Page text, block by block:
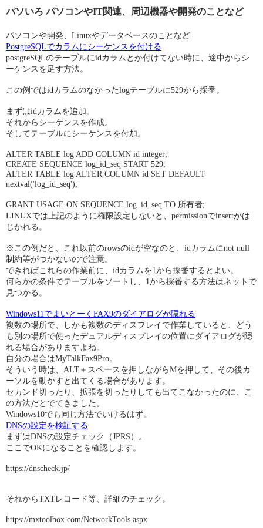
パソいろ パソコンやIT関連、周辺機器や開発のことなど
パソコンや開発、Linuxやデータベースのことなど
PostgreSQLでカラムにシーケンスを付ける
postgreSQLのテーブルにidカラムとか付けてない時に、途中からシ
ーケンスを足す方法。
この例ではidカラムのなかったlogテーブルに529から採番。
まずはidカラムを追加。
それからシーケンスを作成。
そしてテーブルにシーケンスを付加。
ALTER TABLE log ADD COLUMN id integer;
CREATE SEQUENCE log_id_seq START 529;
ALTER TABLE log ALTER COLUMN id SET DEFAULT
nextval('log_id_seq');
GRANT USAGE ON SEQUENCE log_id_seq TO 所有者;
LINUXでは上記のように権限設定しないと、permissionでinsertがは
じかれる。
※この例だと、これ以前のrowsのidが空なのと、idカラムにnot null
制約等がつかないので注意。
できればこれらの作業前に、idカラムを1から採番するとよい。
何らかの条件でテーブルをソートし、1から採番する方法はネットで
見つかる。
Windows11でまいとーくFAX9のダイアログが隠れる
複数の場所で、しかも複数のディスプレイで作業していると、どう
も別の場所で使ったデュアルディスプレイの位置にダイアログが隠
れる場合がありますよね。
自分の場合はMyTalkFax9Pro。
そういう時は、ALT＋スペースを押しながらMを押して、その後カ
ーソルを動かすと出てくる場合があります。
セカンド切ったり、拡張を切ったりしても出てこなかったのに、こ
の方法だとでてきました。
Windows10でも同じ方法でいけるはず。
DNSの設定を検証する
まずはDNSの設定チェック（JPRS）。
ここでOKになることを確認します。
https://dnscheck.jp/
それからTXTレコード等、詳細のチェック。
https://mxtoolbox.com/NetworkTools.aspx